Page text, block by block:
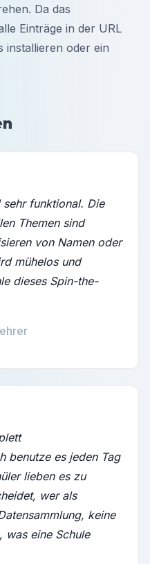
Da das
Einträge in der URL
installieren oder ein
sehr funktional. Die
Themen sind
von Namen oder
mühelos und
dieses Spin-the-
benutze es jeden Tag
lieben es zu
wer als
keine
eine Schule